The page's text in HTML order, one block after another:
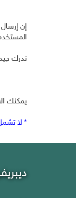
إن
ندرك
يمكنك
* لا